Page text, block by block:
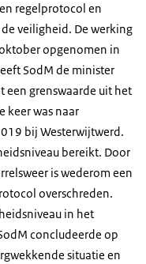
regelprotocol en
veiligheid. De werking
opgenomen in
SodM de minister
een grenswaarde uit het
keer was naar
bij Westerwijtwerd.
bereikt. Door
is wederom een
overschreden.
in het
concludeerde op
situatie en